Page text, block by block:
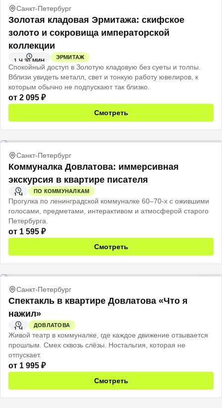
Санкт-Петербург
Золотая кладовая Эрмитажа: скифское
золото и сокровища императорской
коллекции
1 Ч 30 МИН
ЭРМИТАЖ
Спокойный доступ в Золотую кладовую без суеты и толпы.
Вблизи увидеть металл, свет и тонкую работу ювелиров, к
которым обычно не подпускают так близко.
от 2 095 ₽
Смотреть
Санкт-Петербург
Коммуналка Довлатова: иммерсивная
экскурсия в квартире писателя
1 Ч
ПО КОММУНАЛКАМ
Прогулка по ленинградской коммуналке 60–70-х с ожившими
голосами, предметами, интерактивом и атмосферой старого
Петербурга.
от 1 595 ₽
Смотреть
Санкт-Петербург
Спектакль в квартире Довлатова «Что я
нажил»
1 Ч
ДОВЛАТОВА
Живой театр в коммуналке, где каждое движение отзывается
прошлым. Смех сквозь слёзы. Ностальгия, которая не
отпускает.
от 1 995 ₽
Смотреть